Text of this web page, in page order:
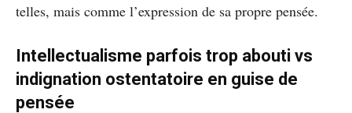
telles, mais comme l’expression de sa propre pensée.
Intellectualisme parfois trop abouti vs
indignation ostentatoire en guise de
pensée